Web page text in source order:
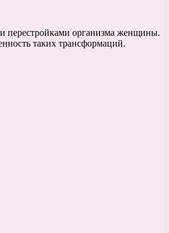
перестройками организма женщины.
таких трансформаций.